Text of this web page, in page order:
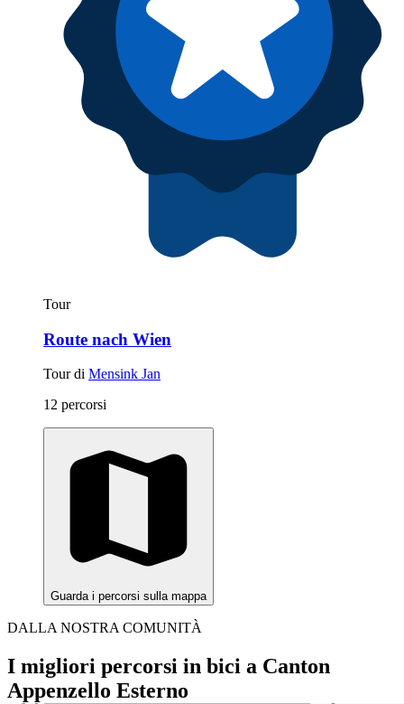
Tour
Route nach Wien
Tour di Mensink Jan
12 percorsi
Guarda i percorsi sulla mappa
DALLA NOSTRA COMUNITÀ
I migliori percorsi in bici a Canton
Appenzello Esterno